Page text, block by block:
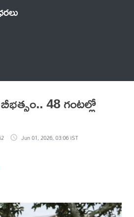
48 గంటల్లో
Jun 01, 2026, 03:06 IST